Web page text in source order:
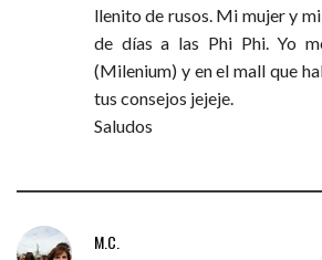
llenito de rusos. Mi mujer y
de días a las Phi Phi. Yo
(Milenium) y en el mall que
tus consejos jejeje.
Saludos
M.C.